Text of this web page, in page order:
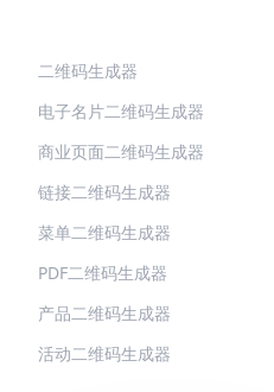
二维码生成器
电子名片二维码生成器
商业页面二维码生成器
链接二维码生成器
菜单二维码生成器
PDF二维码生成器
产品二维码生成器
活动二维码生成器